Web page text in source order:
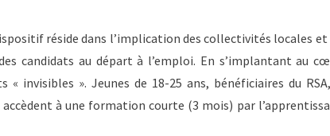
réside dans l’implication des collectivités locales
candidats au départ à l’emploi. En s’implantant au
« invisibles ». Jeunes de 18-25 ans, bénéficiaires du
à une formation courte (3 mois) par